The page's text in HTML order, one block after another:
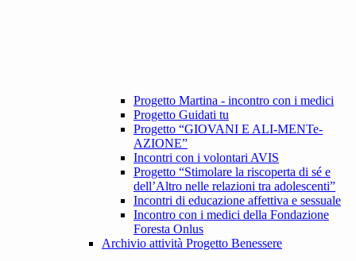
Progetto Martina - incontro con i medici
Progetto Guidati tu
Progetto “GIOVANI E ALI-MENTe-
AZIONE”
Incontri con i volontari AVIS
Progetto “Stimolare la riscoperta di sé e
dell’Altro nelle relazioni tra adolescenti”
Incontri di educazione affettiva e sessuale
Incontro con i medici della Fondazione
Foresta Onlus
Archivio attività Progetto Benessere